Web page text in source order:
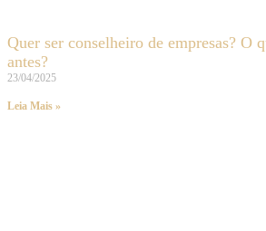
Quer ser conselheiro de empresas? O
antes?
23/04/2025
Leia Mais »